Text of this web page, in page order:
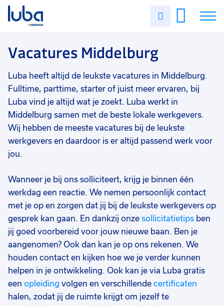
Uren
Vacatures
Over ons
Voor werkgevers
Contact
Vacatures Middelburg
Luba heeft altijd de leukste vacatures in Middelburg.
Fulltime, parttime, starter of juist meer ervaren, bij
Luba vind je altijd wat je zoekt. Luba werkt in
Middelburg samen met de beste lokale werkgevers.
Wij hebben de meeste vacatures bij de leukste
werkgevers en daardoor is er altijd passend werk voor
jou.
Wanneer je bij ons solliciteert, krijg je binnen één
werkdag een reactie. We nemen persoonlijk contact
met je op en zorgen dat jij bij de leukste werkgevers op
gesprek kan gaan. En dankzij onze sollicitatietips ben
jij goed voorbereid voor jouw nieuwe baan. Ben je
aangenomen? Ook dan kan je op ons rekenen. We
houden contact en kijken hoe we je verder kunnen
helpen in je ontwikkeling. Ook kan je via Luba gratis
een opleiding volgen en verschillende certificaten
halen, zodat jij de ruimte krijgt om jezelf te
Filter vacatures
Vakgebied 0
Opleidingsniveau
Uren per week 0